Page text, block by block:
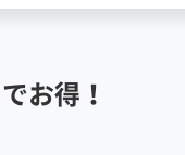
でお得！